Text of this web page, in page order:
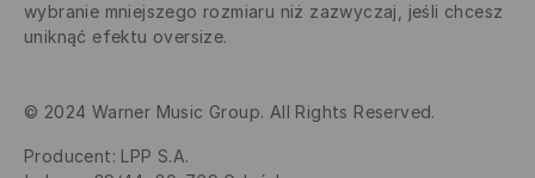
wybranie mniejszego rozmiaru niż zazwyczaj, jeśli chcesz
uniknąć efektu oversize.
© 2024 Warner Music Group. All Rights Reserved.
Producent: LPP S.A.